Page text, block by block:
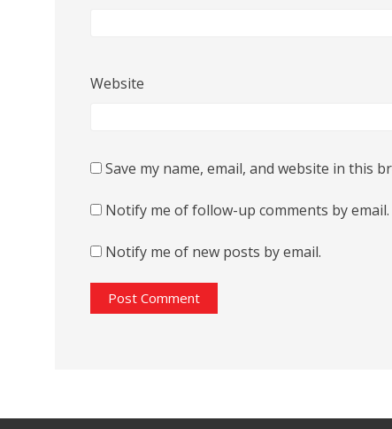
Website
Save my name, email, and website in this
Notify me of follow-up comments by email.
Notify me of new posts by email.